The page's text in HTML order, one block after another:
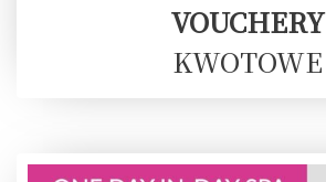
VOUCHERY
KWOTOWE